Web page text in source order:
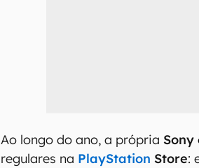
Ao longo do ano, a própria Sony
regulares na PlayStation Store: